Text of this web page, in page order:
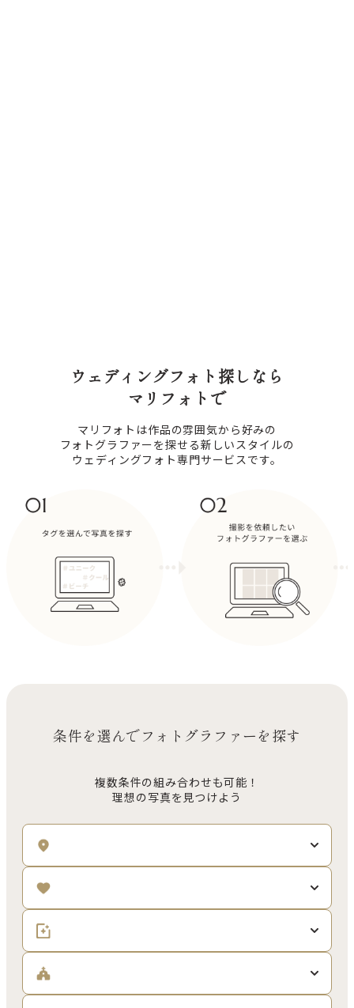
ウェディングフォト探しなら
マリフォトで
マリフォトは作品の雰囲気から好みの
フォトグラファーを探せる新しいスタイルの
ウェディングフォト専門サービスです。
条件を選んでフォトグラファーを探す
複数条件の組み合わせも可能！
理想の写真を見つけよう